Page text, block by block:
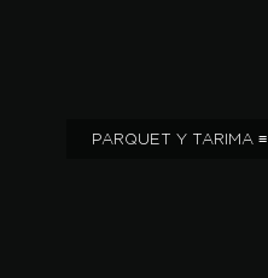
PARQUET Y TARIMA ≡